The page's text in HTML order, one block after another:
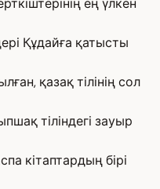
ең үлкен
Құдайға қатысты
қазақ тілінің сол
тіліндегі зауыр
кітаптардың бірі